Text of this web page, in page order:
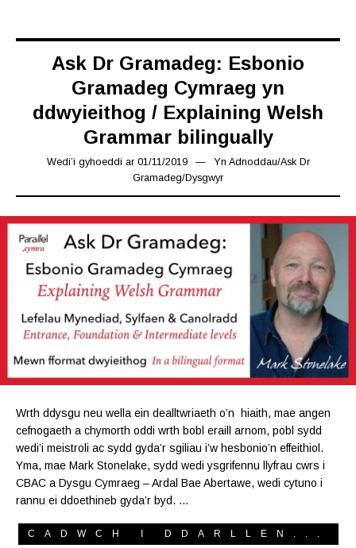
Ask Dr Gramadeg: Esbonio
Gramadeg Cymraeg yn
ddwyieithog / Explaining Welsh
Grammar bilingually
Wedi’i gyhoeddi ar 01/11/201926/11/2019
Yn Adnoddau/Ask Dr
Gramadeg/Dysgwyr
Wrth ddysgu neu wella ein dealltwriaeth o’n hiaith, mae angen
cefnogaeth a chymorth oddi wrth bobl eraill arnom, pobl sydd
wedi’i meistroli ac sydd gyda’r sgiliau i’w hesbonio’n effeithiol.
Yma, mae Mark Stonelake, sydd wedi ysgrifennu llyfrau cwrs i
CBAC a Dysgu Cymraeg – Ardal Bae Abertawe, wedi cytuno i
rannu ei ddoethineb gyda’r byd. …
CADWCH I DDARLLEN...